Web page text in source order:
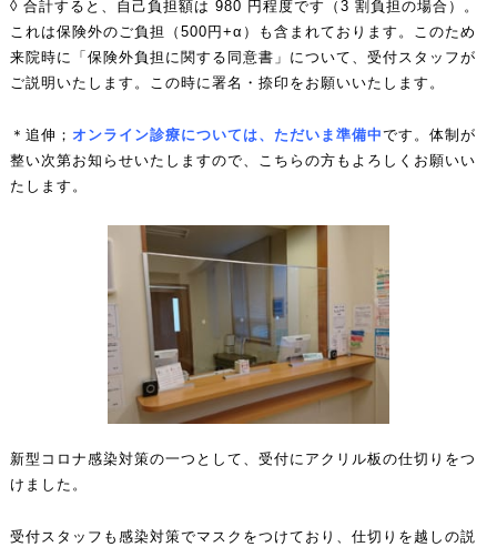
◊ 合計すると、自己負担額は 980 円程度です（3 割負担の場合）。
これは保険外のご負担（500円+α）も含まれております。このため
来院時に「保険外負担に関する同意書」について、受付スタッフが
ご説明いたします。この時に署名・捺印をお願いいたします。
＊追伸； オンライン診療については、ただいま準備中です。体制が
整い次第お知らせいたしますので、こちらの方もよろしくお願いい
たします。
新型コロナ感染対策の一つとして、受付にアクリル板の仕切りをつ
けました。
受付スタッフも感染対策でマスクをつけており、仕切りを越しの説